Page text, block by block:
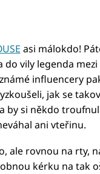
asi málokdo!
vily legenda
influencery
jak se
by si někdo
ani vteřinu.
ale rovnou na rty,
kérku na tak